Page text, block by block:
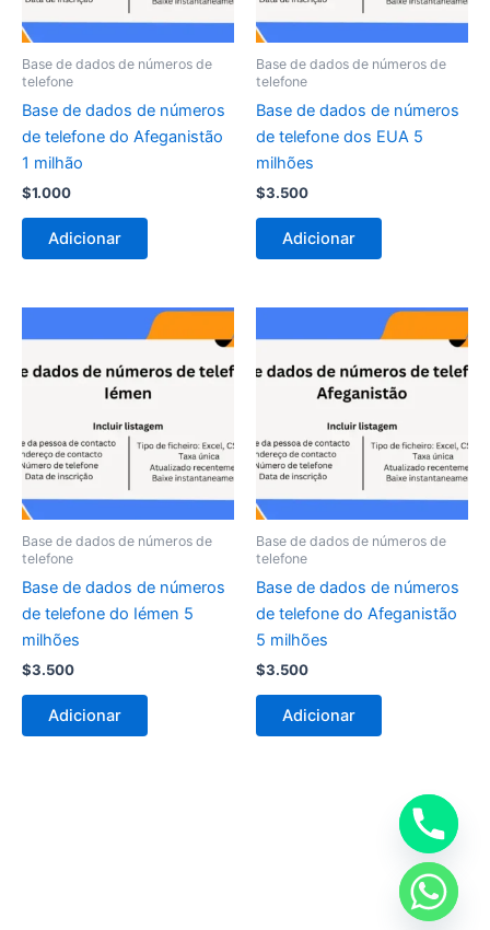
Base de dados de números de
telefone
Base de dados de números
de telefone do Afeganistão
1 milhão
$1.000
Adicionar
Base de dados de números de
telefone
Base de dados de números
de telefone dos EUA 5
milhões
$3.500
Adicionar
Base de dados de números de
telefone
Base de dados de números
de telefone do Iémen 5
milhões
$3.500
Adicionar
Base de dados de números de
telefone
Base de dados de números
de telefone do Afeganistão
5 milhões
$3.500
Adicionar